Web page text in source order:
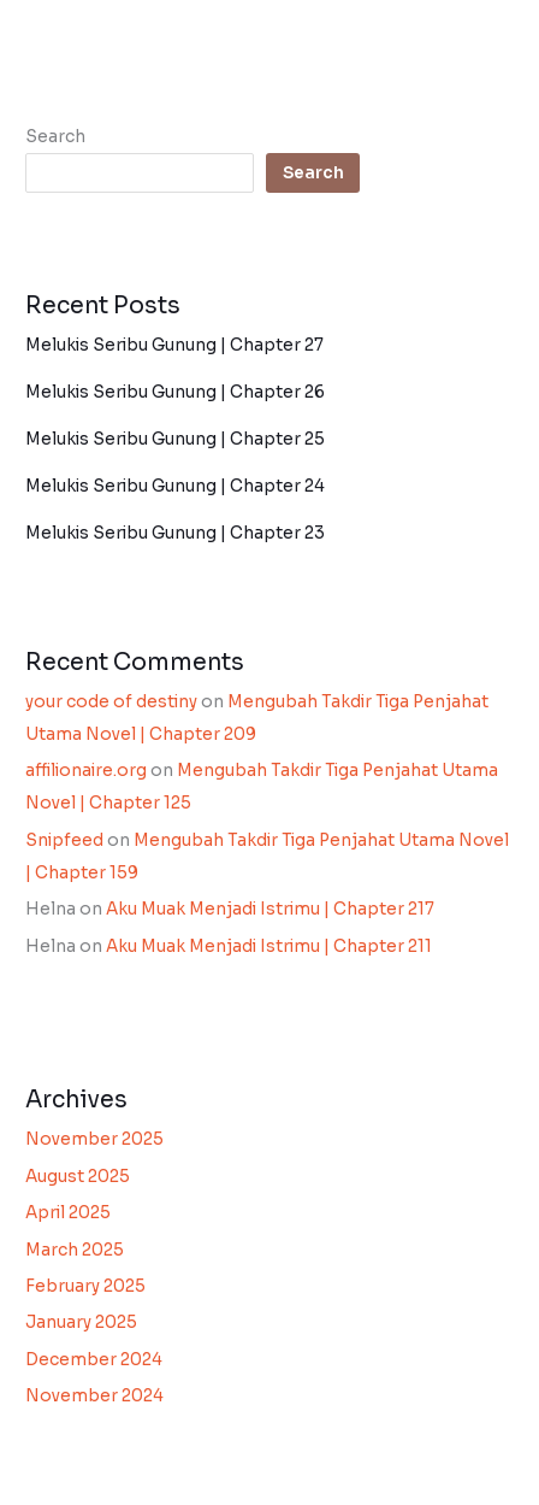
Search
Search
Recent Posts
Melukis Seribu Gunung | Chapter 27
Melukis Seribu Gunung | Chapter 26
Melukis Seribu Gunung | Chapter 25
Melukis Seribu Gunung | Chapter 24
Melukis Seribu Gunung | Chapter 23
Recent Comments
your code of destinyon Mengubah Takdir Tiga Penjahat
Utama Novel | Chapter 209
affilionaire.org on Mengubah Takdir Tiga Penjahat Utama
Novel | Chapter 125
Snipfeed on Mengubah Takdir Tiga Penjahat Utama Novel
| Chapter 159
Helna onAku Muak Menjadi Istrimu | Chapter 217
Helna onAku Muak Menjadi Istrimu | Chapter 211
Archives
November 2025
August 2025
April 2025
March 2025
February 2025
January 2025
December 2024
November 2024